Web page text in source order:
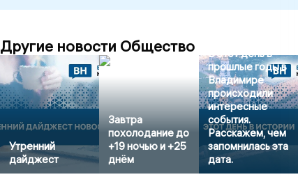
Другие новости Общество
Утренний
дайджест
Завтра
похолодание до
+19 ночью и +25
днём
В этот день в
прошлые годы в
Владимире
происходили
интересные
события.
Расскажем, чем
запомнилась эта
дата.